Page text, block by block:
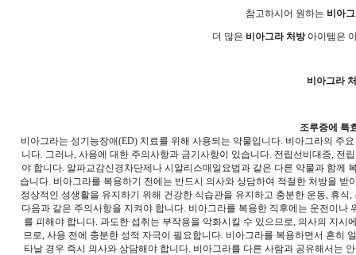
참고하시어 원하는 비아
더 많은 비아그라 처방아이템은
비아그라
조루증에 특
비아그라는 성기능장애(ED) 치료를 위해 사용되는 약물입니다. 비아그라의 주
니다. 그러나, 사용에 대한 주의사항과 금기사항이 있습니다. 전립선비대증,
야 합니다. 알파교감신경차단제나 시알리스매일요법과 같은 다른 약물과 함께
습니다. 비아그라를 복용하기 전에는 반드시 의사와 상담하여 적절한 처방을
정상적인 성생활을 유지하기 위해 건강한 식습관을 유지하고 충분한 운동, 휴
다음과 같은 주의사항을 지켜야 합니다. 비아그라를 복용한 직후에는 운전이
를 피해야 합니다. 과도한 섭취는 부작용을 악화시킬 수 있으므로, 의사의 지
므로, 사용 전에 충분한 성적 자극이 필요합니다. 비아그라를 복용하면서 흔히
타날 경우 즉시 의사와 상담해야 합니다. 비아그라를 다른 사람과 공유해서는